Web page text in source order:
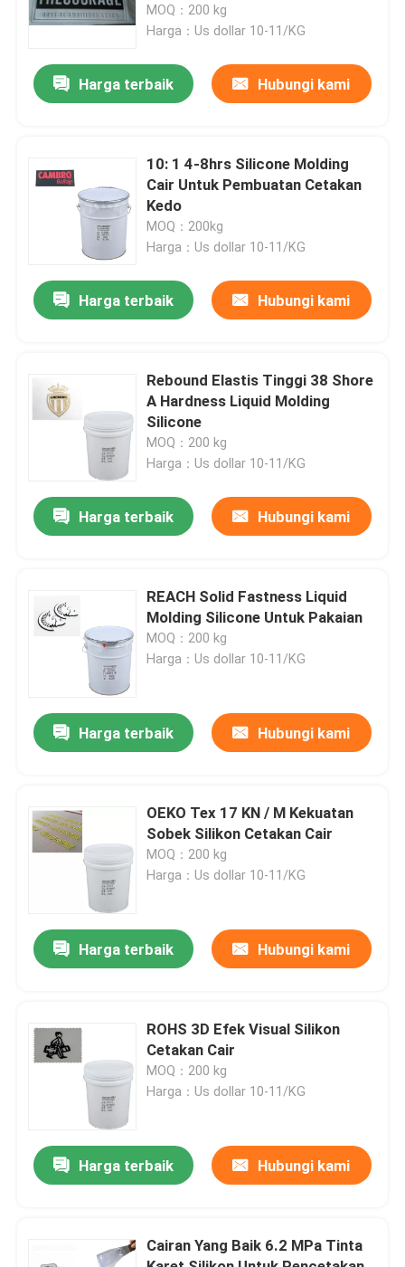
Rumah
Tentang kami
Tur Pabrik
Kontrol kualitas
Hubungi kami
Permintaan Penawaran
Tinta Karet Silikon
Tinta Silikon Timbul
MOQ：200 kg
Harga：Us dollar 10-11/KG
Harga terbaik Hubungi kami
10: 1 4-8hrs Silicone Molding
Cair Untuk Pembuatan Cetakan
Kedo
MOQ：200kg
Harga：Us dollar 10-11/KG
Harga terbaik Hubungi kami
Rebound Elastis Tinggi 38 Shore
A Hardness Liquid Molding
Silicone
MOQ：200 kg
Harga：Us dollar 10-11/KG
Harga terbaik Hubungi kami
REACH Solid Fastness Liquid
Molding Silicone Untuk Pakaian
MOQ：200 kg
Harga：Us dollar 10-11/KG
Harga terbaik Hubungi kami
OEKO Tex 17 KN / M Kekuatan
Sobek Silikon Cetakan Cair
MOQ：200 kg
Harga：Us dollar 10-11/KG
Harga terbaik Hubungi kami
ROHS 3D Efek Visual Silikon
Cetakan Cair
MOQ：200 kg
Harga：Us dollar 10-11/KG
Harga terbaik Hubungi kami
Cairan Yang Baik 6.2 MPa Tinta